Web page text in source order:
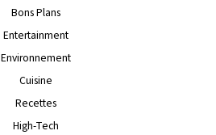
Bons Plans
Entertainment
Environnement
Cuisine
Recettes
High-Tech